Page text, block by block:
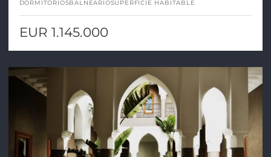
DORMITORIOSBALNEARIOSUPERFICIE HABITABLE
EUR 1.145.000